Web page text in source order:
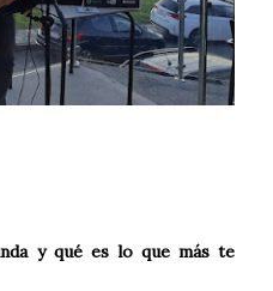
y qué es lo que más te